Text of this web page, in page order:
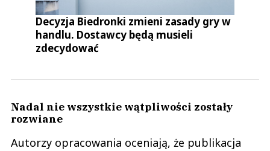
Decyzja Biedronki zmieni zasady gry w
handlu. Dostawcy będą musieli
zdecydować
Nadal nie wszystkie wątpliwości zostały
rozwiane
Autorzy opracowania oceniają, że publikacja